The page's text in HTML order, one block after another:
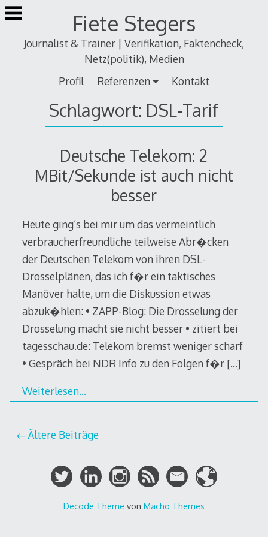
Zum
Inhalt
Fiete Stegers
Journalist & Trainer | Verifikation, Faktencheck,
Netz(politik), Medien
Profil
Referenzen Kontakt
Schlagwort: DSL-Tarif
Deutsche Telekom: 2
MBit/Sekunde ist auch nicht
besser
Heute ging’s bei mir um das vermeintlich
verbraucherfreundliche teilweise Abr�cken
der Deutschen Telekom von ihren DSL-
Drosselplänen, das ich f�r ein taktisches
Manöver halte, um die Diskussion etwas
abzuk�hlen: • ZAPP-Blog: Die Drosselung der
Drosselung macht sie nicht besser • zitiert bei
tagesschau.de: Telekom bremst weniger scharf
• Gespräch bei NDR Info zu den Folgen f�r […]
Weiterlesen…
Beitragsnavigation
Ältere Beiträge
Decode Theme von Macho Themes